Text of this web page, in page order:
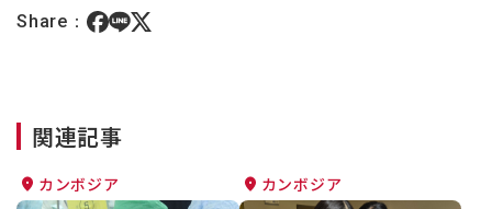
Share：
関連記事
カンボジア カンボジア